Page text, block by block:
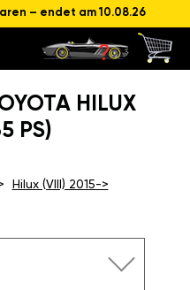
– endet am 10.08.26
HILUX
PS)
Hilux (VIII) 2015->